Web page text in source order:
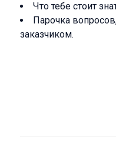
Что тебе стоит
Парочка
заказчиком.